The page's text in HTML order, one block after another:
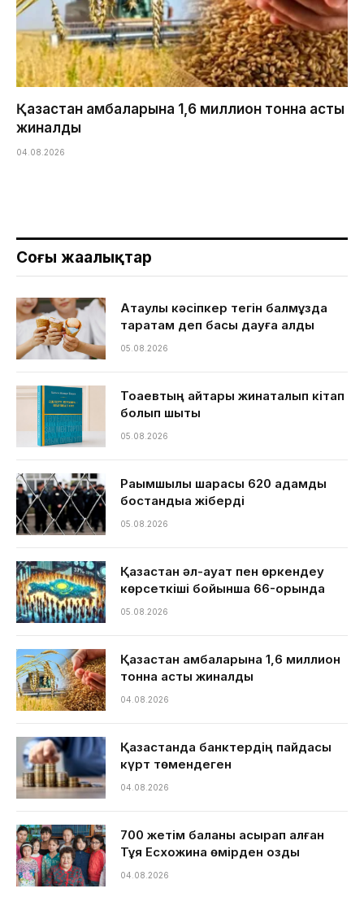
Қазақстан қамбаларына 1,6 миллион тонна астық
жиналды
04.08.2026
Соңғы жаңалықтар
Ақтаулық кәсіпкер тегін балмұздақ
таратам деп басы дауға қалды
05.08.2026
Тоқаевтың айтқары жинақталып кітап
болып шықты
05.08.2026
Рақымшылық шарасы 620 адамды
бостандыққа жіберді
05.08.2026
Қазақстан әл-ауқат пен өркендеу
көрсеткіші бойынша 66-орында
05.08.2026
Қазақстан қамбаларына 1,6 миллион
тонна астық жиналды
04.08.2026
Қазақстанда банктердің пайдасы
күрт төмендеген
04.08.2026
700 жетім баланы асырап алған
Тұяқ Есхожина өмірден озды
04.08.2026